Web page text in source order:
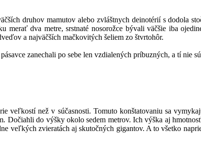
druhov mamutov alebo zvláštnych deinotérií s dodola
dva metre, srstnaté nosorožce bývali väčšie iba
a najväčších mačkovitých šeliem zo štvrtohôr.
zanechali po sebe len vzdialených príbuzných, a tí nie
než v súčasnosti. Tomuto konštatovaniu sa
Dočiahli do výšky okolo sedem metrov. Ich výška aj
veľkých zvieratách aj skutočných gigantov. A to všetko